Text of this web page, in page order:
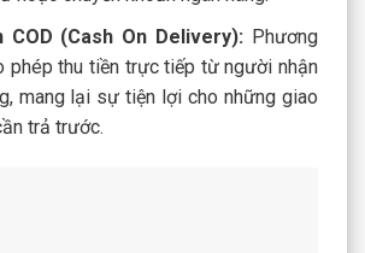
COD (Cash On Delivery): Phương
phép thu tiền trực tiếp từ người nhận
mang lại sự tiện lợi cho những giao
trả trước.